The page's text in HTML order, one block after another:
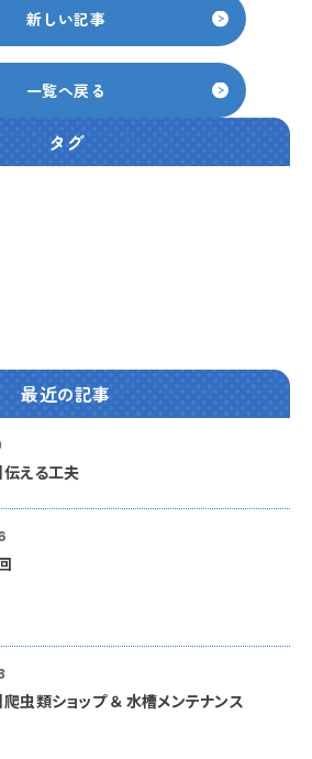
新しい記事
一覧へ戻る
タグ
最近の記事
伝える工夫
爬虫類ショップ ＆ 水槽メンテナンス